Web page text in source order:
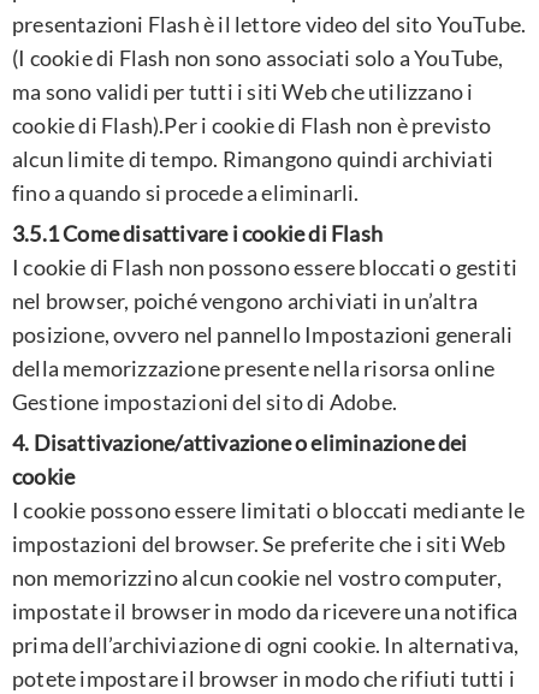
presentazioni Flash è il lettore video del sito YouTube.
(I cookie di Flash non sono associati solo a YouTube,
ma sono validi per tutti i siti Web che utilizzano i
cookie di Flash).Per i cookie di Flash non è previsto
alcun limite di tempo. Rimangono quindi archiviati
fino a quando si procede a eliminarli.
3.5.1 Come disattivare i cookie di Flash
I cookie di Flash non possono essere bloccati o gestiti
nel browser, poiché vengono archiviati in un’altra
posizione, ovvero nel pannello Impostazioni generali
della memorizzazione presente nella risorsa online
Gestione impostazioni del sito di Adobe.
4. Disattivazione/attivazione o eliminazione dei
cookie
I cookie possono essere limitati o bloccati mediante le
impostazioni del browser. Se preferite che i siti Web
non memorizzino alcun cookie nel vostro computer,
impostate il browser in modo da ricevere una notifica
prima dell’archiviazione di ogni cookie. In alternativa,
potete impostare il browser in modo che rifiuti tutti i